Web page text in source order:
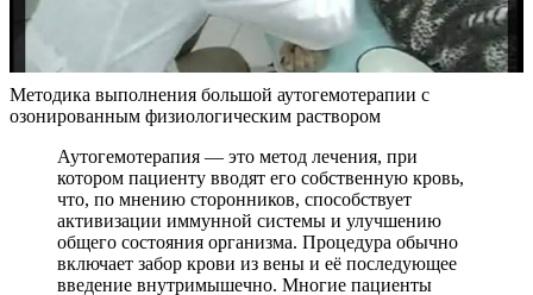
Методика выполнения большой аутогемотерапии с
озонированным физиологическим раствором
Аутогемотерапия — это метод лечения, при
котором пациенту вводят его собственную кровь,
что, по мнению сторонников, способствует
активизации иммунной системы и улучшению
общего состояния организма. Процедура обычно
включает забор крови из вены и её последующее
введение внутримышечно. Многие пациенты